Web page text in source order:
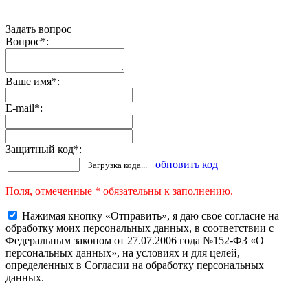
Задать вопрос
Вопрос*:
Ваше имя*:
E-mail*:
Защитный код*:
Загрузка кода... обновить код
Поля, отмеченные * обязательны к заполнению.
Нажимая кнопку «Отправить», я даю свое согласие на
обработку моих персональных данных, в соответствии с
Федеральным законом от 27.07.2006 года №152-ФЗ «О
персональных данных», на условиях и для целей,
определенных в Согласии на обработку персональных
данных.